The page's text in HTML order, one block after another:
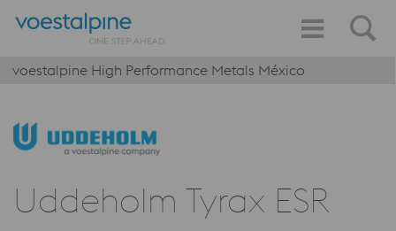
voestalpine High Performance Metals México
Uddeholm Tyrax ESR